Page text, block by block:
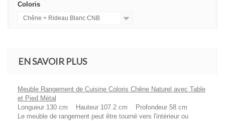
Coloris
Chêne + Rideau Blanc CNB
EN SAVOIR PLUS
Meuble Rangement de Cuisine Coloris Chêne Naturel avec Table
et Pied Métal
Longueur 130 cm Hauteur 107.2 cm Profondeur 58 cm
Le meuble de rangement peut être tourné vers l'intérieur ou